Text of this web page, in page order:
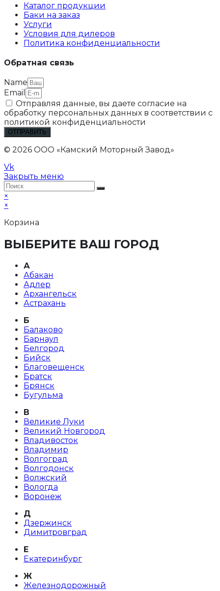
Каталог продукции
Баки на заказ
Услуги
Условия для дилеров
Политика конфиденциальности
Обратная связь
Name
Email
Отправляя данные, вы даете согласие на
обработку персональных данных в соответствии с
политикой конфиденциальности
ОТПРАВИТЬ
© 2026 ООО «Камский Моторный Завод»
Vk
Закрыть меню
×
×
Корзина
ВЫБЕРИТЕ ВАШ ГОРОД
А
Абакан
Адлер
Архангельск
Астрахань
Б
Балаково
Барнаул
Белгород
Бийск
Благовещенск
Братск
Брянск
Бугульма
В
Великие Луки
Великий Новгород
Владивосток
Владимир
Волгоград
Волгодонск
Волжский
Вологда
Воронеж
Д
Дзержинск
Димитровград
Е
Екатеринбург
Ж
Железнодорожный